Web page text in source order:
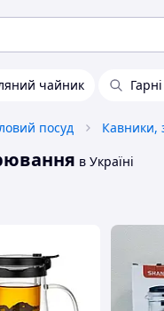
чайник
посуд
в Україні